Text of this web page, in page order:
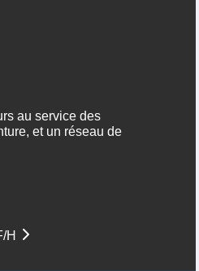
au service des
et un réseau de
H